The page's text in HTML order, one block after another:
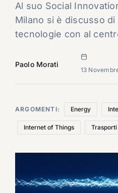
EVENTI
CHI SIAMO
Al suo Social
Milano si è discusso
tecnologie con al
Paolo Morati
13
ARGOMENTI: Energy
Internet of Things Trasporti